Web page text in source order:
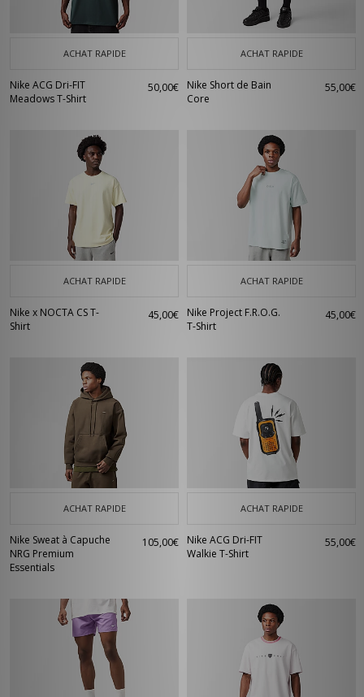
ACHAT RAPIDE
Nike ACG Dri-FIT
Meadows T-Shirt
50,00€
ACHAT RAPIDE
Nike Short de Bain
Core
55,00€
ACHAT RAPIDE
Nike x NOCTA CS T-
Shirt
45,00€
ACHAT RAPIDE
Nike Project F.R.O.G.
T-Shirt
45,00€
ACHAT RAPIDE
Nike Sweat à Capuche
NRG Premium
Essentials
105,00€
ACHAT RAPIDE
Nike ACG Dri-FIT
Walkie T-Shirt
55,00€